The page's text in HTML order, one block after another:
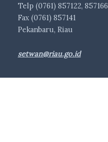
Telp (0761) 857122, 857166
Fax (0761) 857141
Pekanbaru, Riau
setwan@riau.go.id